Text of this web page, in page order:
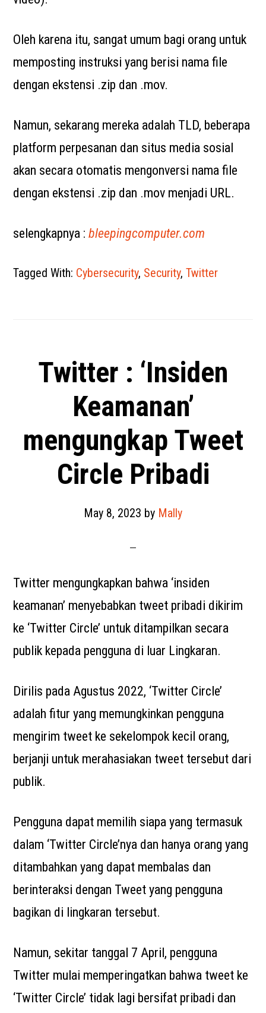
Oleh karena itu, sangat umum bagi orang untuk
memposting instruksi yang berisi nama file
dengan ekstensi .zip dan .mov.
Namun, sekarang mereka adalah TLD, beberapa
platform perpesanan dan situs media sosial
akan secara otomatis mengonversi nama file
dengan ekstensi .zip dan .mov menjadi URL.
selengkapnya :bleepingcomputer.com
Tagged With: Cybersecurity, Security,Twitter
Twitter : ‘Insiden
Keamanan’
mengungkap Tweet
Circle Pribadi
May 8, 2023 by Mally
Twitter mengungkapkan bahwa ‘insiden
keamanan’ menyebabkan tweet pribadi dikirim
ke ‘Twitter Circle’ untuk ditampilkan secara
publik kepada pengguna di luar Lingkaran.
Dirilis pada Agustus 2022, ‘Twitter Circle’
adalah fitur yang memungkinkan pengguna
mengirim tweet ke sekelompok kecil orang,
berjanji untuk merahasiakan tweet tersebut dari
publik.
Pengguna dapat memilih siapa yang termasuk
dalam ‘Twitter Circle’nya dan hanya orang yang
ditambahkan yang dapat membalas dan
berinteraksi dengan Tweet yang pengguna
bagikan di lingkaran tersebut.
Namun, sekitar tanggal 7 April, pengguna
Twitter mulai memperingatkan bahwa tweet ke
‘Twitter Circle’ tidak lagi bersifat pribadi dan